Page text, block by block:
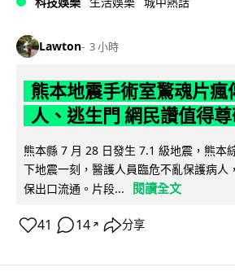
Lawton 3 小時
熊本地震手術室驚魂片瘋
人、逃生門 網民讚值得
熊本縣 7 月 28 日發生 7.1 級地震，熊本
下地震一刻，醫護人員臨危不亂保護病人
保出口流通。片段...
閱讀全文
41 14 ↗ 分享